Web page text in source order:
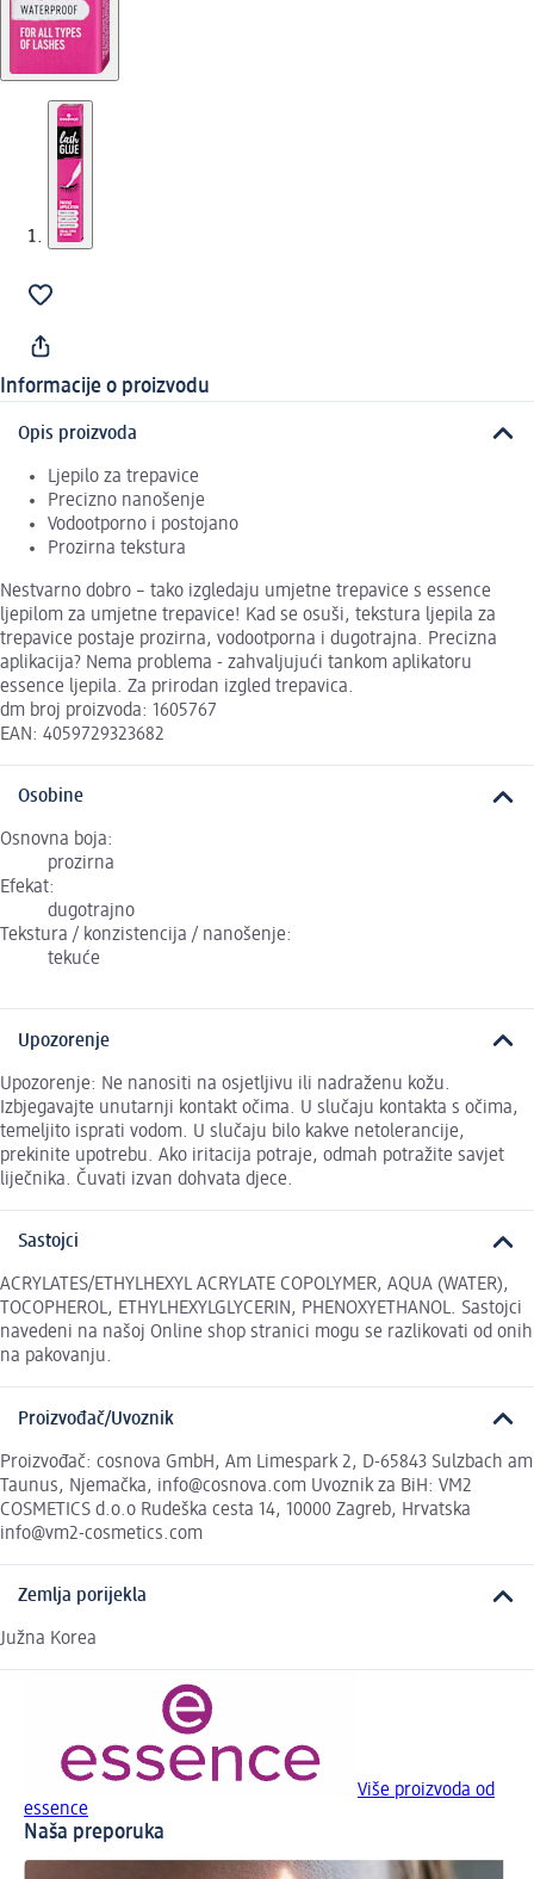
Informacije o proizvodu
Opis proizvoda
Ljepilo za trepavice
Precizno nanošenje
Vodootporno i postojano
Prozirna tekstura
Nestvarno dobro – tako izgledaju umjetne trepavice s essence
ljepilom za umjetne trepavice! Kad se osuši, tekstura ljepila za
trepavice postaje prozirna, vodootporna i dugotrajna. Precizna
aplikacija? Nema problema - zahvaljujući tankom aplikatoru
essence ljepila. Za prirodan izgled trepavica.
dm broj proizvoda: 1605767
EAN: 4059729323682
Osobine
Osnovna boja:
prozirna
Efekat:
dugotrajno
Tekstura / konzistencija / nanošenje:
tekuće
Upozorenje
Upozorenje: Ne nanositi na osjetljivu ili nadraženu kožu.
Izbjegavajte unutarnji kontakt očima. U slučaju kontakta s očima,
temeljito isprati vodom. U slučaju bilo kakve netolerancije,
prekinite upotrebu. Ako iritacija potraje, odmah potražite savjet
liječnika. Čuvati izvan dohvata djece.
Sastojci
ACRYLATES/ETHYLHEXYL ACRYLATE COPOLYMER, AQUA (WATER),
TOCOPHEROL, ETHYLHEXYLGLYCERIN, PHENOXYETHANOL. Sastojci
navedeni na našoj Online shop stranici mogu se razlikovati od onih
na pakovanju.
Proizvođač/Uvoznik
Proizvođač: cosnova GmbH, Am Limespark 2, D-65843 Sulzbach am
Taunus, Njemačka, info@cosnova.com Uvoznik za BiH: VM2
COSMETICS d.o.o Rudeška cesta 14, 10000 Zagreb, Hrvatska
info@vm2-cosmetics.com
Zemlja porijekla
Južna Korea
Više proizvoda od
essence
Naša preporuka